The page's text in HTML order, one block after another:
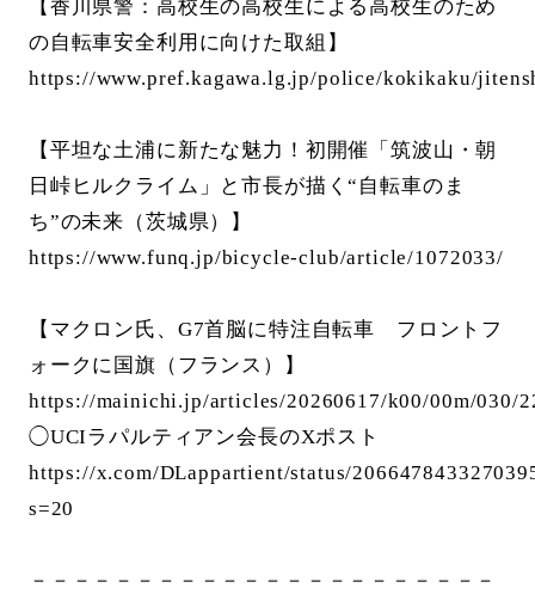
【香川県警：高校生の高校生による高校生のため
の自転車安全利用に向けた取組】
https://www.pref.kagawa.lg.jp/police/kokikaku/
【平坦な土浦に新たな魅力！初開催「筑波山・朝
日峠ヒルクライム」と市長が描く“自転車のま
ち”の未来（茨城県）】
https://www.funq.jp/bicycle-club/article/1072033/
【マクロン氏、G7首脳に特注自転車 フロントフ
ォークに国旗（フランス）】
https://mainichi.jp/articles/20260617/k00/00m/030/
◯UCIラパルティアン会長のXポスト
https://x.com/DLappartient/status/
s=20
－－－－－－－－－－－－－－－－－－－－－－